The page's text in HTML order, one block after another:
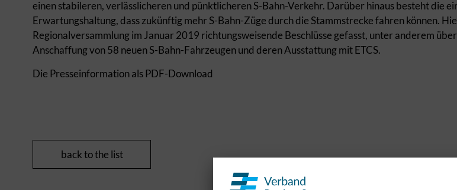
einen stabileren, verlässlicheren und pünktlicheren S-Bahn-Verkehr. Darüber hinaus besteht die
Erwartungshaltung, dass zukünftig mehr S-Bahn-Züge durch die Stammstrecke fahren können.
Regionalversammlung im Januar 2019 richtungsweisende Beschlüsse gefasst, unter anderem
Anschaffung von 58 neuen S-Bahn-Fahrzeugen und deren Ausstattung mit ETCS.
Die Presseinformation als PDF-Download
back to the list